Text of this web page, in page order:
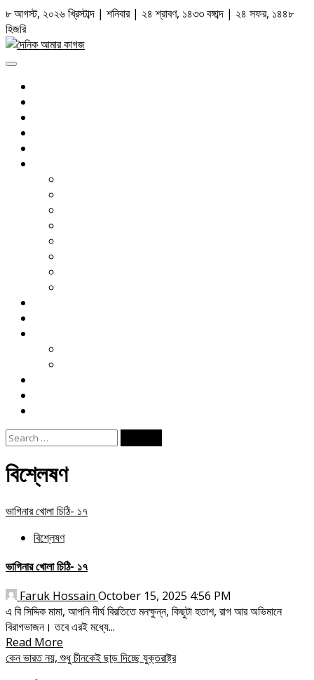
Skip
to
content
৮ আগস্ট, ২০২৬ খ্রিস্টাব্দ | শনিবার | ২৪ শ্রাবণ, ১৪৩৩ বঙ্গাব্দ | ২৪ সফর, ১৪৪৮
হিজরি
Primary
Menu
Search
বিশ্লেষণ
ভাগিনার খোলা চিঠি- ১৭
বিশ্লেষণ
ভাগিনার খোলা চিঠি- ১৭
Faruk Hossain October 15, 2025 4:56 PM
এ বি সিদ্দিক মামা, আপনি দীর্ঘ বিরতিতে মনক্ষুন্ন, কিছুটা হতাশ, রাগ আর অভিমানে
বিরাগভাজন। তবে এরই মধ্যে...
Read More
কেন ভারত নয়, শুধু চীনকেই ছাড় দিচ্ছে যুক্তরাষ্ট্র